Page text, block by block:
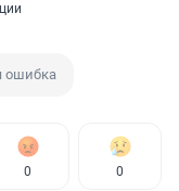
ошибка
0 0